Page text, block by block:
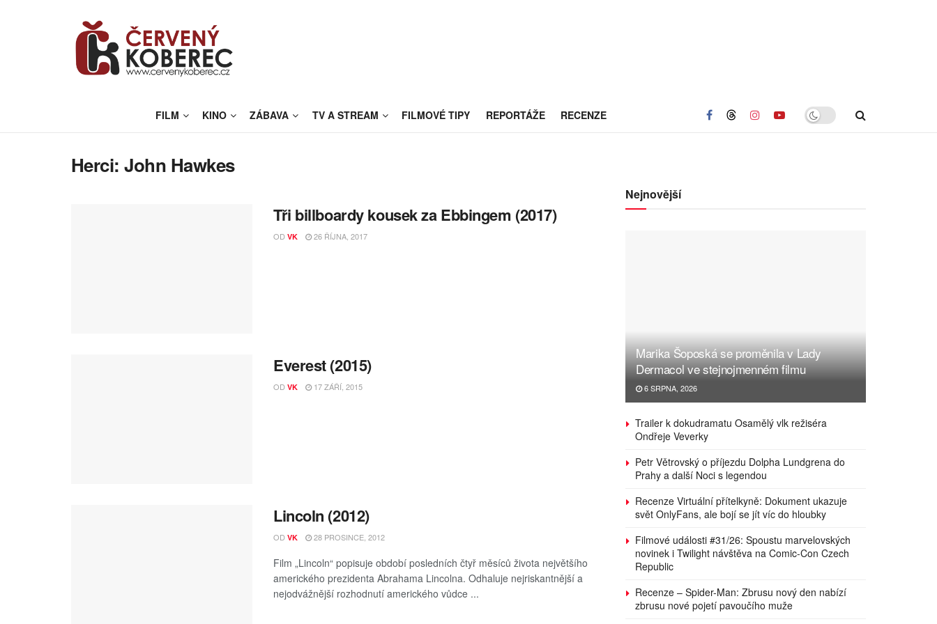
FILM KINO ZÁBAVA TV A STREAM FILMOVÉ TIPY REPORTÁŽE RECENZE
Herci:John Hawkes
Tři billboardy kousek za Ebbingem (2017)
OD VK 26 ŘÍJNA, 2017
Everest (2015)
OD VK 17 ZÁŘÍ, 2015
Lincoln (2012)
OD VK 28 PROSINCE, 2012
Film „Lincoln“ popisuje období posledních čtyř měsíců života největšího
amerického prezidenta Abrahama Lincolna. Odhaluje nejriskantnější a
nejodvážnější rozhodnutí amerického vůdce ...
Nejnovější
Marika Šoposká se proměnila v Lady
Dermacol ve stejnojmenném filmu
6 SRPNA, 2026
Trailer k dokudramatu Osamělý vlk režiséra
Ondřeje Veverky
Petr Větrovský o příjezdu Dolpha Lundgrena do
Prahy a další Noci s legendou
Recenze Virtuální přítelkyně: Dokument ukazuje
svět OnlyFans, ale bojí se jít víc do hloubky
Filmové události #31/26: Spoustu marvelovských
novinek i Twilight návštěva na Comic-Con Czech
Republic
Recenze – Spider-Man: Zbrusu nový den nabízí
zbrusu nové pojetí pavoučího muže